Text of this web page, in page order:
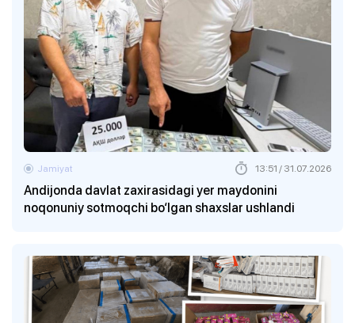
Andijonda davlat zaxirasidagi yer maydonini
noqonuniy sotmoqchi bo‘lgan shaxslar ushlandi
Jamiyat 13:51 / 31.07.2026